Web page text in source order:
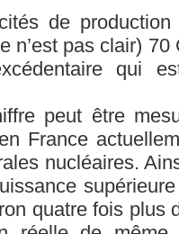
de
n’est pas clair)
qui
peut être
France
nucléaires.
quatre fois plus